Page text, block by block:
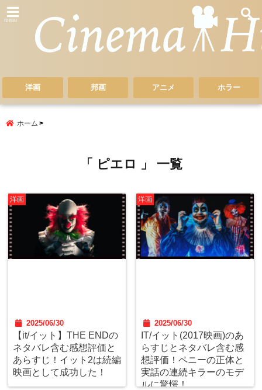
menu
洋画 邦画 アニメ ホラー
ホーム
「 ピエロ 」 一覧
洋画
2025/06/30
【it/イット】THE ENDの
ネタバレ含む感想評価と
あらすじ！イット2は続編
映画として成功した！
洋画
2025/06/30
IT/イット(2017映画)のあ
らすじとネタバレ含む感
想評価！ペニーの正体と
実話の連続キラーのモデ
ルに驚愕！